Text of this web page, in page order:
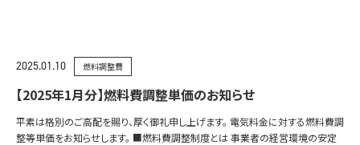
2025.01.10 燃料調整費
【2025年1月分】燃料費調整単価のお知らせ
平素は格別のご高配を賜り、厚く御礼申し上げます。 電気料金に対する燃料費調
整等単価をお知らせします。 ■燃料費調整制度とは 事業者の経営環境の安定